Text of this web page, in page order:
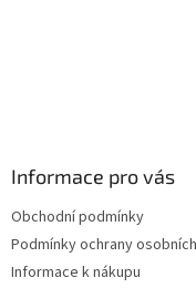
Informace pro vás
Obchodní podmínky
Podmínky ochrany
Informace k nákupu